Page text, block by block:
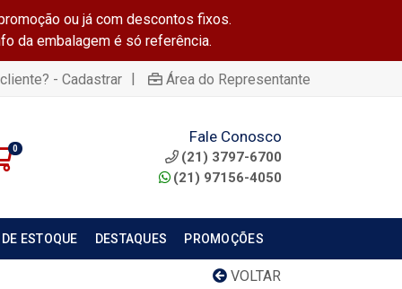
ou já com descontos fixos.
da embalagem é só referência.
- Cadastrar | Área do Representante
0
Fale Conosco
(21) 3797-6700
(21) 97156-4050
ESTOQUE DESTAQUES PROMOÇÕES
VOLTAR